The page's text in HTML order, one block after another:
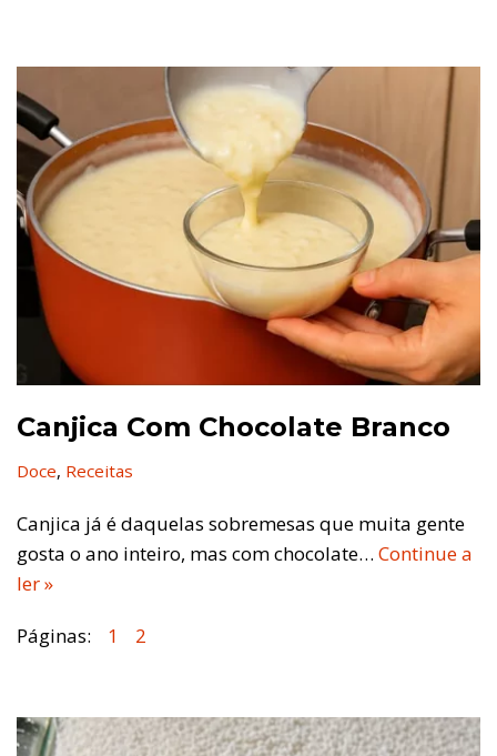
Canjica Com Chocolate Branco
Doce, Receitas
Canjica já é daquelas sobremesas que muita gente
gosta o ano inteiro, mas com chocolate… Continue a
ler »
Páginas: 1 2